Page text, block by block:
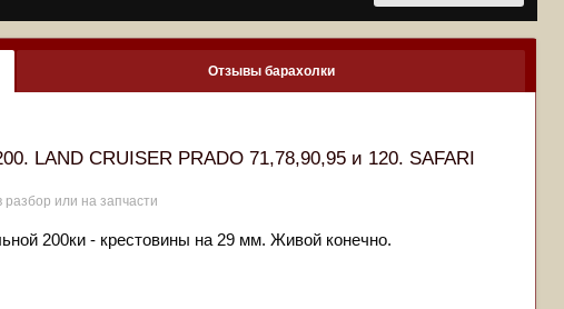
Отзывы барахолки
LAND CRUISER PRADO 71,78,90,95 и 120. SAFARI
или на запчасти
200ки - крестовины на 29 мм. Живой конечно.